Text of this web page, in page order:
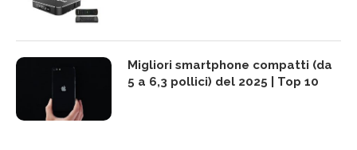
Migliori smartphone compatti (da
5 a 6,3 pollici) del 2025 | Top 10